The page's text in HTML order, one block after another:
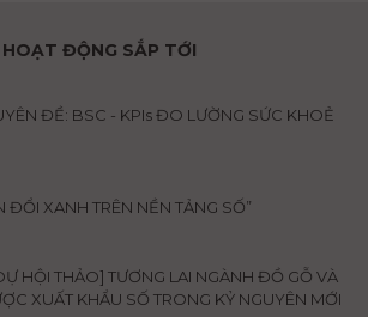
HOẠT ĐỘNG SẮP TỚI
ĐỀ: BSC - KPIs ĐO LƯỜNG SỨC KHOẺ
ĐỔI XANH TRÊN NỀN TẢNG SỐ”
HỘI THẢO] TƯƠNG LAI NGÀNH ĐỒ GỖ VÀ
XUẤT KHẨU SỐ TRONG KỶ NGUYÊN MỚI